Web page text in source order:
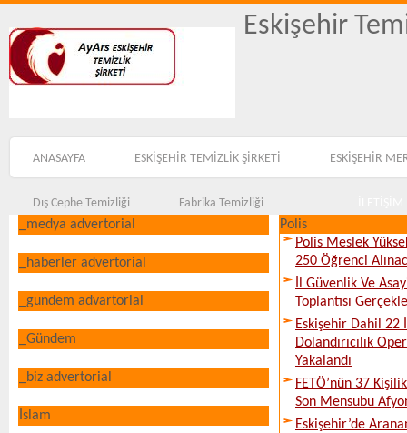
Eskişehir
ANASAYFA ESKİŞEHİR TEMİZLİK ŞİRKETİ ESKİŞEHİR
Dış Cephe Temizliği Fabrika Temizliği
_medya advertorial
_haberler advertorial
_gundem advartorial
_Gündem
_biz advertorial
İslam
Polis
Polis Meslek
250 Öğrenci
İl Güvenlik Ve
Toplantısı
Eskişehir Dahil
Dolandırıcılık
Yakalandı
FETÖ’nün 37
Son Mensubu
Eskişehir’de